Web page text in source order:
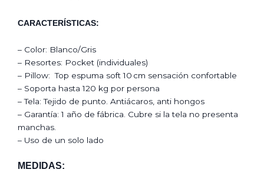
CARACTERÍSTICAS:
– Color: Blanco/Gris
– Resortes: Pocket (individuales)
– Pillow: Top espuma soft 10 cm sensación confortable
– Soporta hasta 120 kg por persona
– Tela: Tejido de punto. Antiácaros, anti hongos
– Garantía: 1 año de fábrica. Cubre si la tela no presenta
manchas.
– Uso de un solo lado
MEDIDAS: